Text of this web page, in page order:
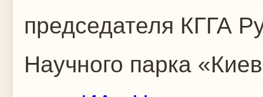
председателя КГГА
Научного парка